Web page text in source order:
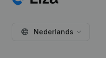
Nederlands